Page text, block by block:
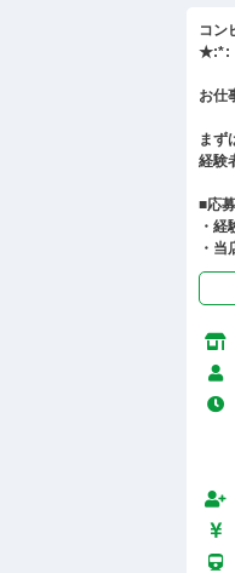
コン
★:*:
お仕
まず
経験
■応
・
・